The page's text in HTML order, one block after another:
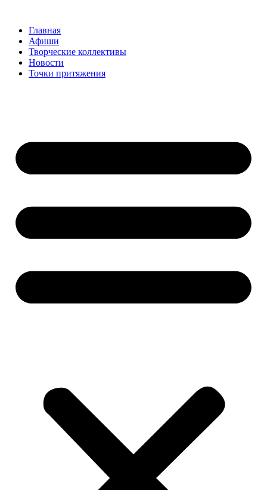
содержимому
Главная
Афиши
Творческие коллективы
Новости
Точки притяжения